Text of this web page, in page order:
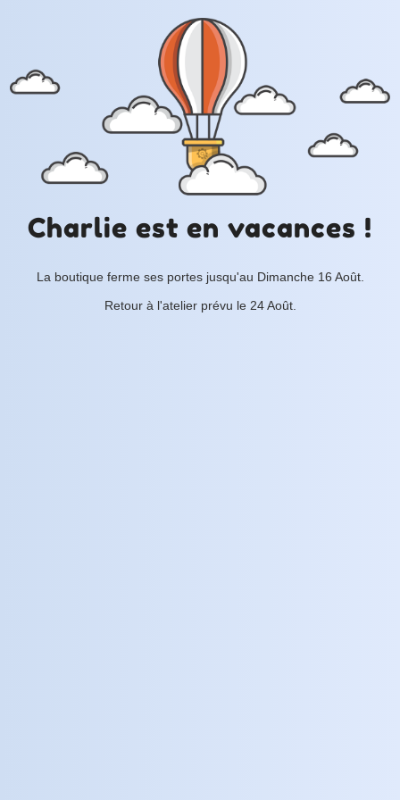
Charlie est en vacances !
La boutique ferme ses portes jusqu'au Dimanche 16 Août.
Retour à l'atelier prévu le 24 Août.